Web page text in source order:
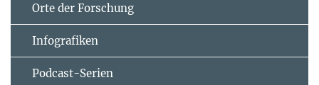
Orte der Forschung
Infografiken
Podcast-Serien